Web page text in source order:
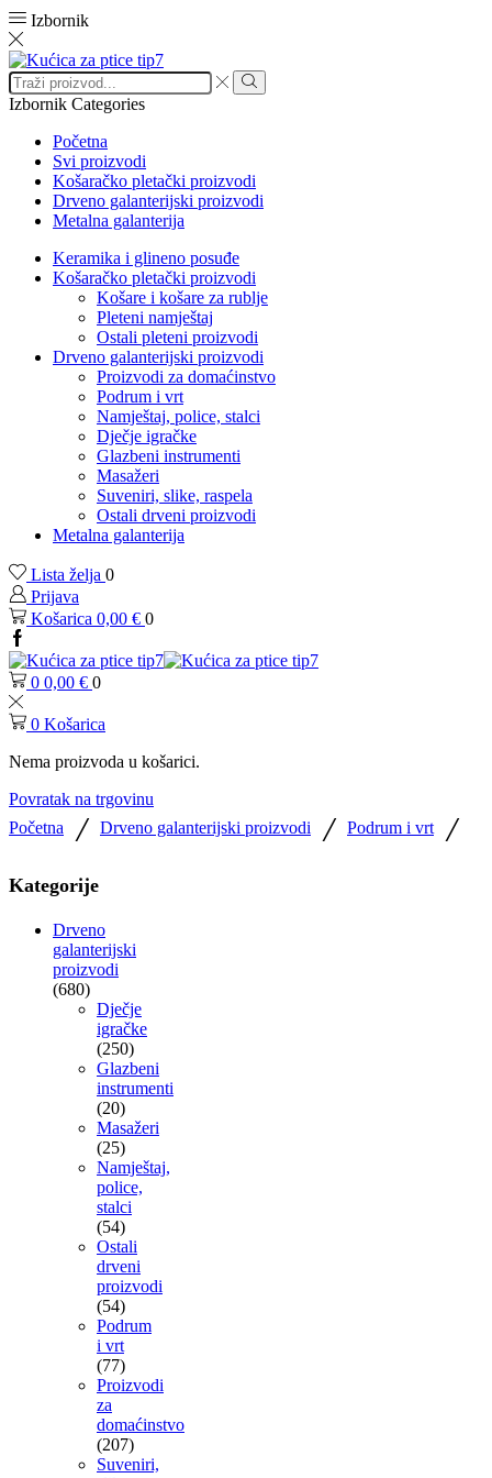
Izbornik
Search
input
Search
Izbornik Categories
Početna
Svi proizvodi
Košaračko pletački proizvodi
Drveno galanterijski proizvodi
Metalna galanterija
Keramika i glineno posuđe
Košaračko pletački proizvodi
Košare i košare za rublje
Pleteni namještaj
Ostali pleteni proizvodi
Drveno galanterijski proizvodi
Proizvodi za domaćinstvo
Podrum i vrt
Namještaj, police, stalci
Dječje igračke
Glazbeni instrumenti
Masažeri
Suveniri, slike, raspela
Ostali drveni proizvodi
Metalna galanterija
Lista želja 0
Prijava
Košarica 0,00 € 0
Facebook
0 0,00 € 0
0 Košarica
Nema proizvoda u košarici.
Povratak na trgovinu
Početna / Drveno galanterijski proizvodi / Podrum i vrt /
Kategorije
Drveno
galanterijski
proizvodi
(680)
Dječje
igračke
(250)
Glazbeni
instrumenti
(20)
Masažeri
(25)
Namještaj,
police,
stalci
(54)
Ostali
drveni
proizvodi
(54)
Podrum
i vrt
(77)
Proizvodi
za
domaćinstvo
(207)
Suveniri,